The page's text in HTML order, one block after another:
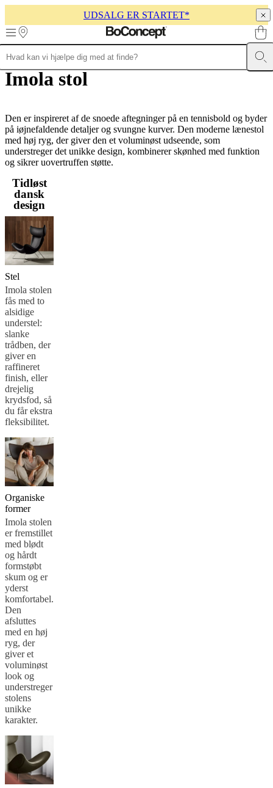
UDSALG ER STARTET*
Skip to main content
MøblerSofaer StoleBorde Tæpper
kollektionerBord
kollektionerSenge
kollektionerOpbevarings
kollektionerTilbehørs
kollektionerStof-
og
med
små
rumHjemmekontorer
+
Helena
Christensen
af
produkterSamlevejledning
indretningsservice
gratis
stofprøverFind
butikOm
BoConcept
ansvarHistorien
og
kvalitetMød
vores
designere
and
certifications
franchisetager
ProgramProjects
and
news
Imola stol
Den er inspireret af de snoede aftegninger på en tennisbold og byder
på iøjnefaldende detaljer og svungne kurver. Den moderne lænestol
med høj ryg, der giver den et voluminøst udseende, som
understreger det unikke design, kombinerer skønhed med funktion
og sikrer uovertruffen støtte.
Tidløst
dansk
design
Stel
Imola stolen
fås med to
alsidige
understel:
slanke
trådben, der
giver en
raffineret
finish, eller
drejelig
krydsfod, så
du får ekstra
fleksibilitet.
Organiske
former
Imola stolen
er fremstillet
med blødt
og hårdt
formstøbt
skum og er
yderst
komfortabel.
Den
afsluttes
med en høj
ryg, der
giver et
voluminøst
look og
understreger
stolens
unikke
karakter.